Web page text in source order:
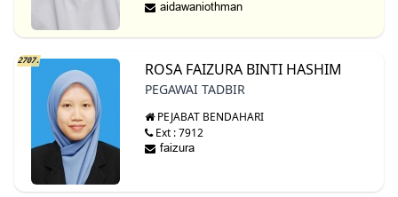
2707. ROSA FAIZURA BINTI HASHIM
PEGAWAI TADBIR
PEJABAT BENDAHARI
Ext : 7912